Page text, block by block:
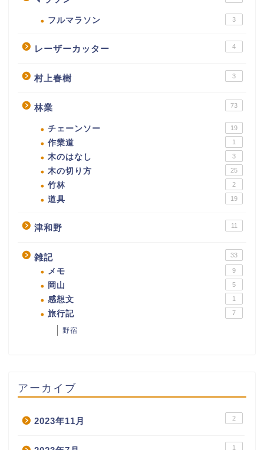
フルマラソン 3
レーザーカッター 4
村上春樹 3
林業 73
チェーンソー 19
作業道 1
木のはなし 3
木の切り方 25
竹林 2
道具 19
津和野 11
雑記 33
メモ 9
岡山 5
感想文 1
旅行記 7
野宿
アーカイブ
2023年11月 2
1